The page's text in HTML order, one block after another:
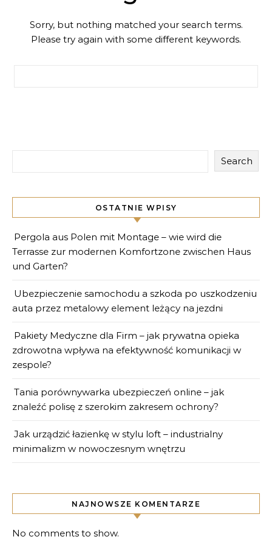
Sorry, but nothing matched your search terms.
Please try again with some different keywords.
Search
OSTATNIE WPISY
Pergola aus Polen mit Montage – wie wird die
Terrasse zur modernen Komfortzone zwischen Haus
und Garten?
Ubezpieczenie samochodu a szkoda po uszkodzeniu
auta przez metalowy element leżący na jezdni
Pakiety Medyczne dla Firm – jak prywatna opieka
zdrowotna wpływa na efektywność komunikacji w
zespole?
Tania porównywarka ubezpieczeń online – jak
znaleźć polisę z szerokim zakresem ochrony?
Jak urządzić łazienkę w stylu loft – industrialny
minimalizm w nowoczesnym wnętrzu
NAJNOWSZE KOMENTARZE
No comments to show.